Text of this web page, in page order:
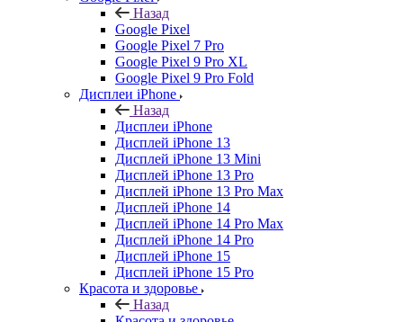
Назад
Google Pixel
Google Pixel 7 Pro
Google Pixel 9 Pro XL
Google Pixel 9 Pro Fold
Дисплеи iPhone
Назад
Дисплеи iPhone
Дисплей iPhone 13
Дисплей iPhone 13 Mini
Дисплей iPhone 13 Pro
Дисплей iPhone 13 Pro Max
Дисплей iPhone 14
Дисплей iPhone 14 Pro Max
Дисплей iPhone 14 Pro
Дисплей iPhone 15
Дисплей iPhone 15 Pro
Красота и здоровье
Назад